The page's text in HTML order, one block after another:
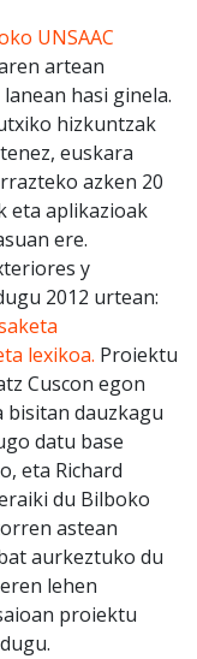
UNSAAC
artean
hasi ginela.
hizkuntzak
euskara
azken 20
eta aplikazioak
ere.
y
2012 urtean:
lexikoa. Proiektu
Cuscon egon
dauzkagu
datu base
eta Richard
du Bilboko
astean
aurkeztuko du
lehen
proiektu